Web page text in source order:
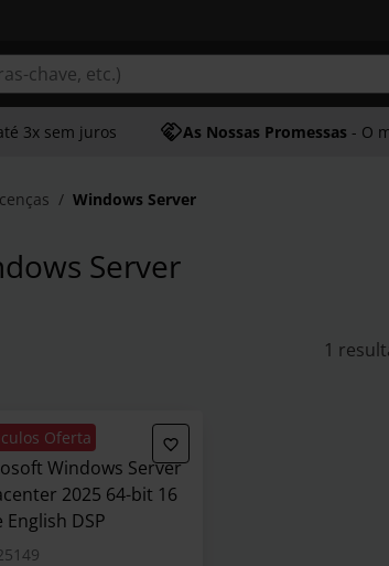
3x sem juros As Nossas Promessas - O melhor
Windows Server
Server
1
Oferta
Windows Server
2025 64-bit 16
English DSP